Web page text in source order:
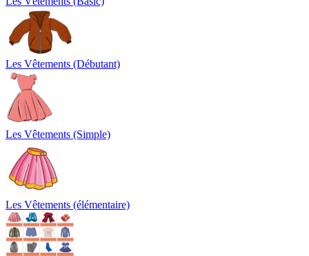
Les Vêtements (Débutant)
Les Vêtements (Simple)
Les Vêtements (élémentaire)